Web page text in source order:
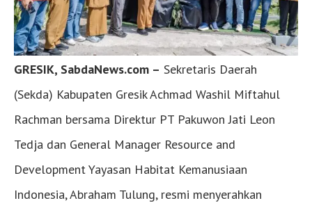
GRESIK, SabdaNews.com – Sekretaris Daerah
(Sekda) Kabupaten Gresik Achmad Washil Miftahul
Rachman bersama Direktur PT Pakuwon Jati Leon
Tedja dan General Manager Resource and
Development Yayasan Habitat Kemanusiaan
Indonesia, Abraham Tulung, resmi menyerahkan